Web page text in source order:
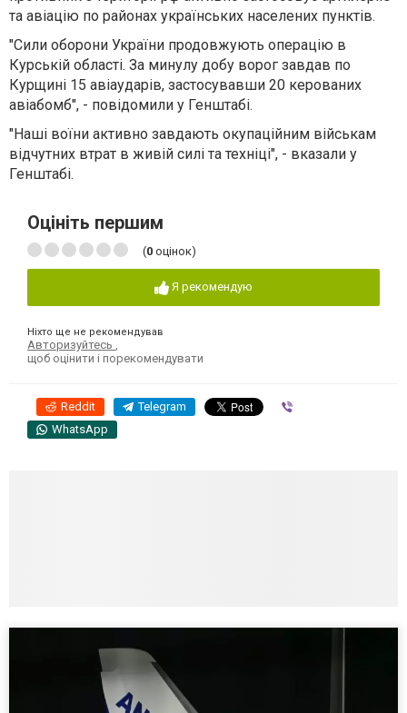
та авіацію по районах українських населених пунктів.
"Сили оборони України продовжують операцію в
Курській області. За минулу добу ворог завдав по
Курщині 15 авіаударів, застосувавши 20 керованих
авіабомб", - повідомили у Генштабі.
"Наші воїни активно завдають окупаційним військам
відчутних втрат в живій силі та техніці", - вказали у
Генштабі.
Оцініть першим
(0 оцінок)
Я рекомендую
Ніхто ще не рекомендував
Авторизуйтесь
щоб оцінити і порекомендувати
Reddit Telegram
WhatsApp